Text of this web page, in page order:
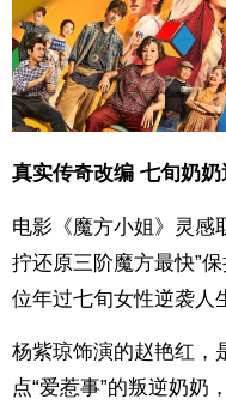
真实传奇改编 七旬奶
电影《魔方小姐》灵感
拧还原三阶魔方最快”
位年过七旬女性逆袭人
杨紫琼饰演的赵艳红，
点“爱惹事”的叛逆奶奶